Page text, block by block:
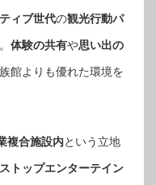
ィブ世代の観光行動パ
体験の共有や思い出の
館よりも優れた環境を
複合施設内という立地
トップエンターテイン